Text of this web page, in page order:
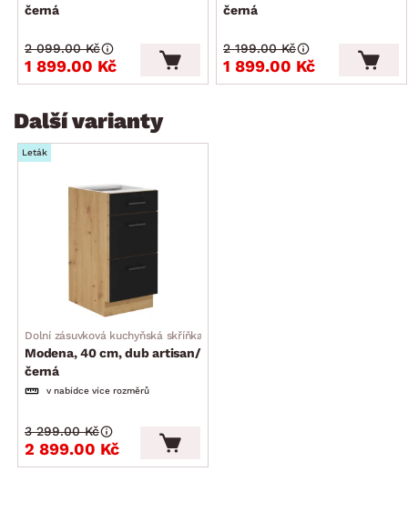
černá
1 899.00 Kč
2 099.00 Kč
černá
1 899.00 Kč
2 199.00 Kč
Další varianty
Leták
Dolní zásuvková kuchyňská skříňka
Modena, 40 cm, dub artisan/
černá
v nabídce více rozměrů
2 899.00 Kč
3 299.00 Kč